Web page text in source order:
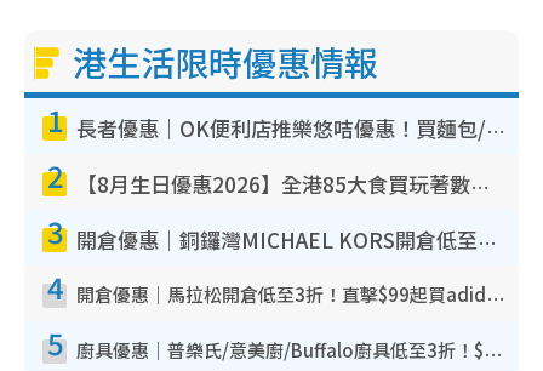
港生活限時優惠情報
1 長者優惠｜OK便利店推樂悠咭優惠！買麵包/牛奶/保健品拍卡即減
2 【8月生日優惠2026】全港85大食買玩著數攻略 自助餐/火鍋放題同行免費＋誠品/DONKI送現金券
3 開倉優惠｜銅鑼灣MICHAEL KORS開倉低至17折！直擊$500起買手袋/銀包/鞋款 必買經典Jet Set系列
4 開倉優惠｜馬拉松開倉低至3折！直擊$99起買adidas／New Balance／Puma鞋款 STANLEY保溫杯劈價至$119起
5 廚具優惠｜普樂氏/意美廚/Buffalo廚具低至3折！$89起買煎鍋／炒鑊／個人鍋 同場小家電激減至$99起